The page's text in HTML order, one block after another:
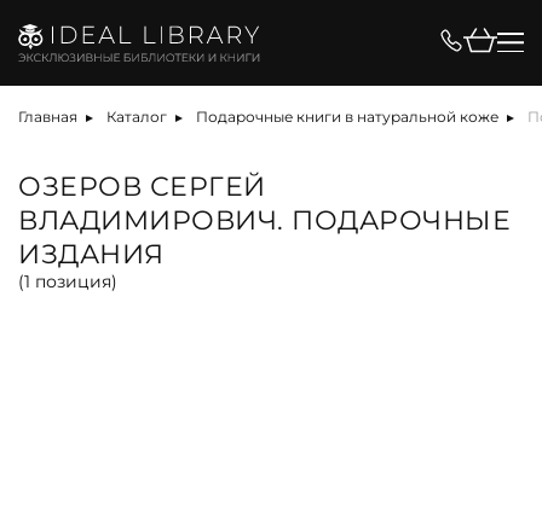
Главная Каталог Подарочные книги в натуральной коже
ОЗЕРОВ СЕРГЕЙ
ВЛАДИМИРОВИЧ. ПОДАРОЧНЫЕ
ИЗДАНИЯ
(1 позиция)
Цена, ₽
Вид